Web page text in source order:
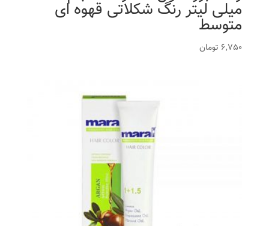
میلی لیتر رنگ شکلاتی قهوه ای
متوسط
6,750 تومان